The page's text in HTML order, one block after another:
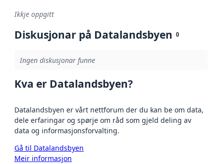
Ikkje oppgitt
Diskusjonar på Datalandsbyen 0
Ingen diskusjonar funne
Kva er Datalandsbyen?
Datalandsbyen er vårt nettforum der du kan be om data,
dele erfaringar og spørje om råd som gjeld deling av
data og informasjonsforvalting.
Gå til Datalandsbyen
Meir informasjon